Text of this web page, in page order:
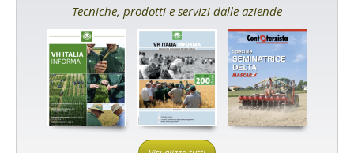
Tecniche, prodotti e servizi dalle aziende